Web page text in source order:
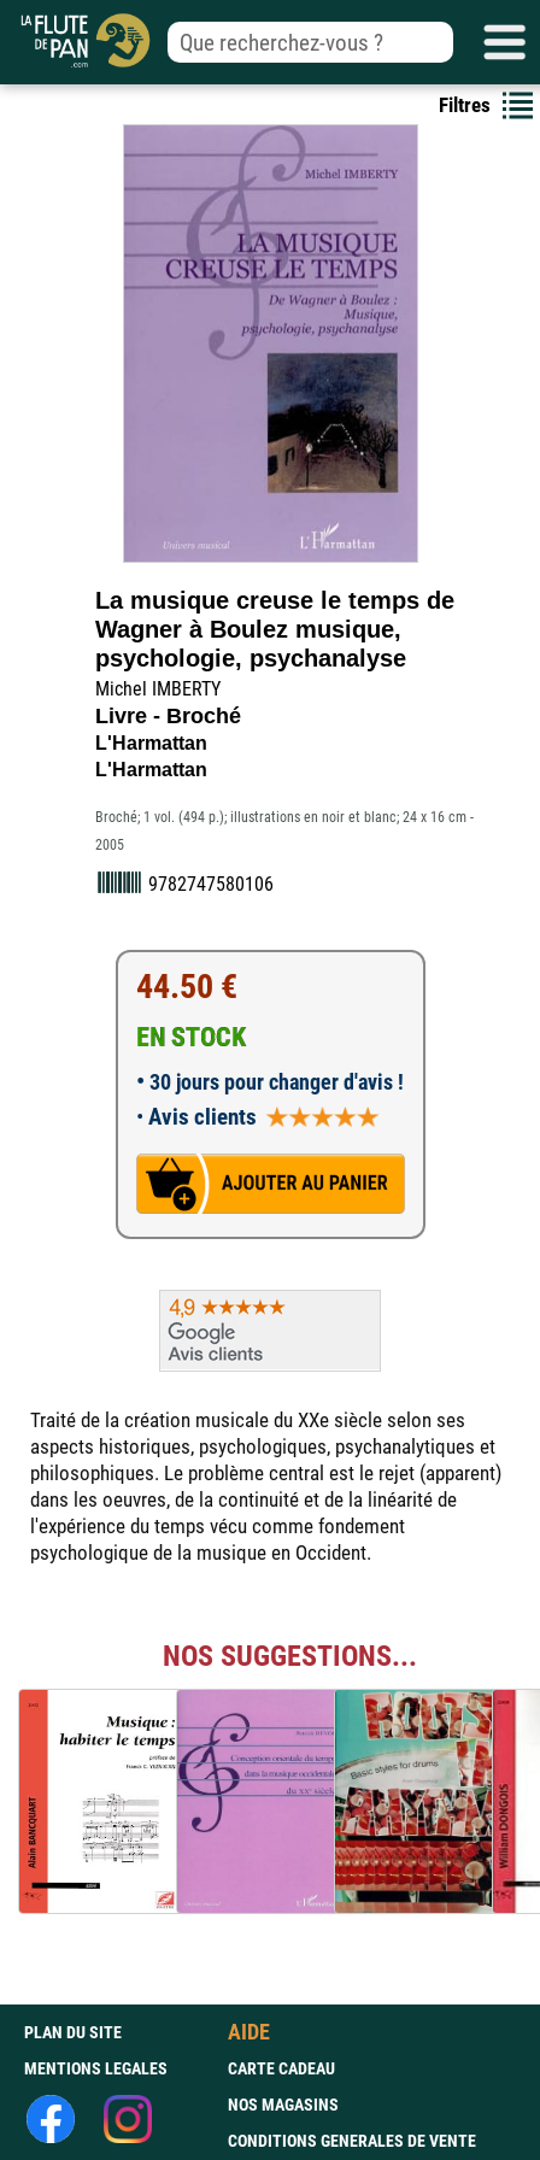
Filtres
La musique creuse le temps de
Wagner à Boulez musique,
psychologie, psychanalyse
Michel IMBERTY
Livre - Broché
L'Harmattan
L'Harmattan
Broché; 1 vol. (494 p.); illustrations en noir et blanc; 24 x 16 cm -
2005
9782747580106
44.50 €
EN STOCK
• 30 jours pour changer d'avis !
• Avis clients
Traité de la création musicale du XXe siècle selon ses
aspects historiques, psychologiques, psychanalytiques et
philosophiques. Le problème central est le rejet (apparent)
dans les oeuvres, de la continuité et de la linéarité de
l'expérience du temps vécu comme fondement
psychologique de la musique en Occident.
NOS SUGGESTIONS...
PLAN DU SITE
MENTIONS LEGALES
AIDE
CARTE CADEAU
NOS MAGASINS
CONDITIONS GENERALES DE VENTE